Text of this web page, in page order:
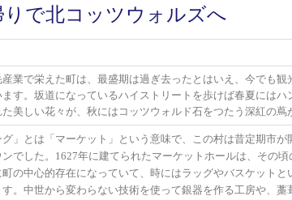
で北コッツウォルズへ
業で栄えた町は、最盛期は過ぎ去ったとはいえ、今でも観
す。坂道になっているハイストリートを歩けば春夏にはハ
た美しい花々が、秋にはコッツウォルド石をつたう深紅の蔦
グ」とは「マーケット」という意味で、この村は昔定期市が
でした。1627年に建てられたマーケットホールは、その
町の中心的存在になっていて、時にはラッグやバスケットと
す。中世から変わらない技術を使って銀器を作る工房や、藁